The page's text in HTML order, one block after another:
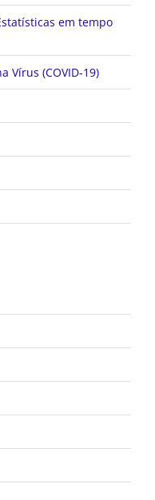
em tempo
Vírus (COVID-19)